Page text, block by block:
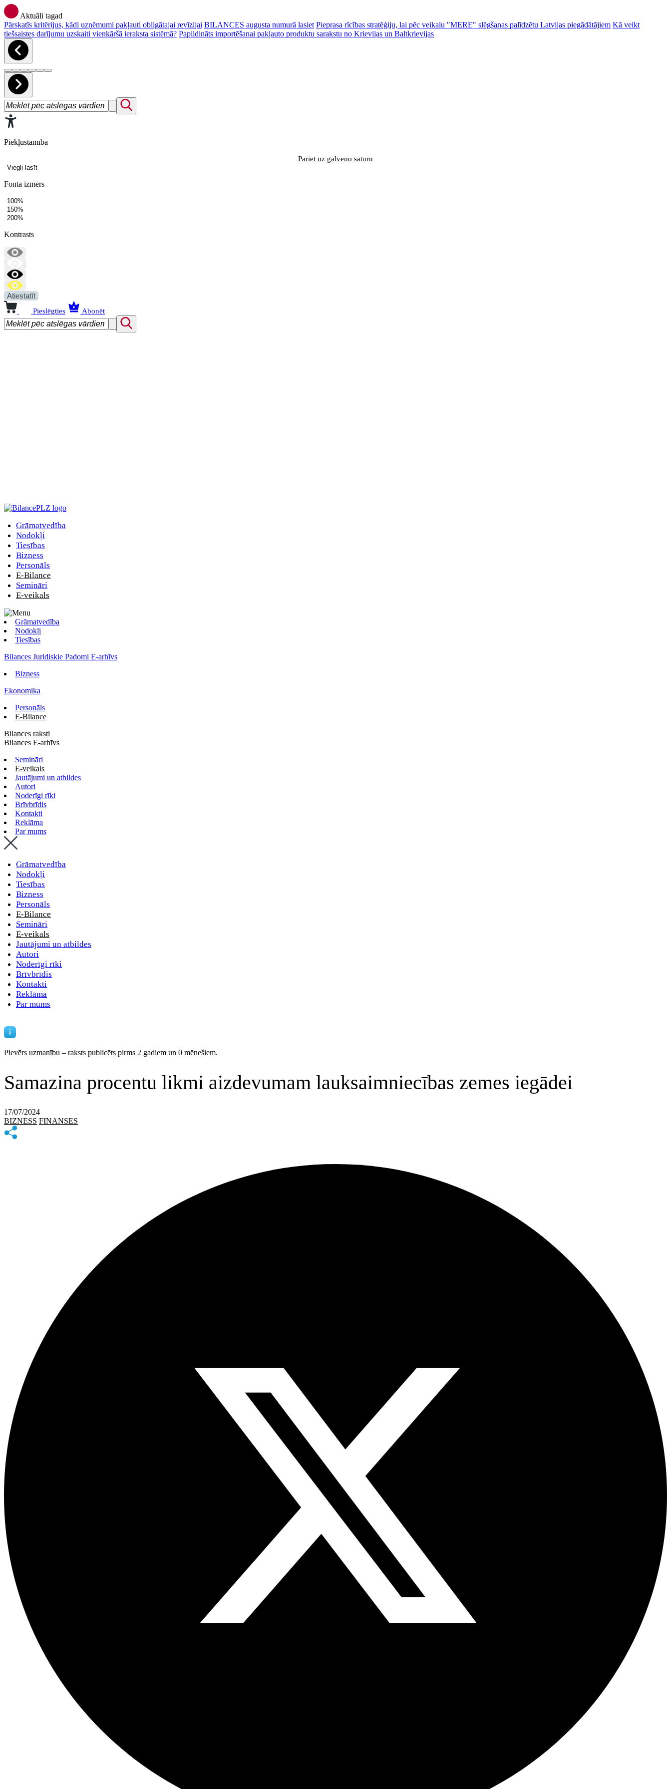
Aktuāli tagad
Pārskatīs kritērijus, kādi uzņēmumi pakļauti obligātajai revīzijai BILANCES augusta numurā lasiet Pieprasa rīcības stratēģiju, lai pēc veikalu "MERE" slēgšanas palīdzētu Latvijas piegādātājiem Kā veikt
tiešsaistes darījumu uzskaiti vienkāršā ieraksta sistēmā? Papildināts importēšanai pakļauto produktu sarakstu no Krievijas un Baltkrievijas
Piekļūstamība
Pāriet uz galveno saturu
Viegli lasīt
Fonta izmērs
100%
150%
200%
Kontrasts
Atiestatīt
Pieslēgties Abonēt
Grāmatvedība
Nodokļi
Tiesības
Bizness
Personāls
E-Bilance
Semināri
E-veikals
Grāmatvedība
Nodokļi
Tiesības
Bilances Juridiskie Padomi E-arhīvs
Bizness
Ekonomika
Personāls
E-Bilance
Bilances raksti
Bilances E-arhīvs
Semināri
E-veikals
Jautājumi un atbildes
Autori
Noderīgi rīki
Brīvbrīdis
Kontakti
Reklāma
Par mums
Grāmatvedība
Nodokļi
Tiesības
Bizness
Personāls
E-Bilance
Semināri
E-veikals
Jautājumi un atbildes
Autori
Noderīgi rīki
Brīvbrīdis
Kontakti
Reklāma
Par mums
Pievērs uzmanību – raksts publicēts pirms 2 gadiem un 0 mēnešiem.
Samazina procentu likmi aizdevumam lauksaimniecības zemes iegādei
17/07/2024
BIZNESS FINANSES